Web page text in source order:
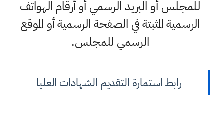
للمجلس أو البريد الرسمي أو أرقام الهواتف
الرسمية المثبتة في الصفحة الرسمية أو الموقع
الرسمي للمجلس.
رابط استمارة التقديم الشهادات العليا